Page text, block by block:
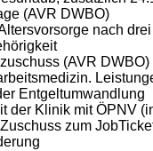
(AVR DWBO)
nach
(AVR
Entgeltumwandlung
der Klinik mit ÖPNV
zum